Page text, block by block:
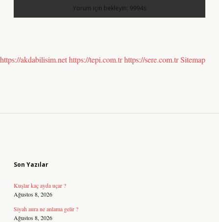
https://akdabilisim.nethttps://tepi.com.trhttps://sere.com.trSitemap
Son Yazılar
Kuşlar kaç ayda uçar ?
Ağustos 8, 2026
Siyah aura ne anlama gelir ?
Ağustos 8, 2026